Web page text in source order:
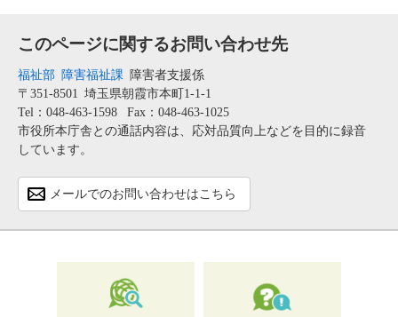
このページに関するお問い合わせ先
福祉部 障害福祉課
障害者支援係
〒351-8501
埼玉県朝霞市本町1-1-1
Tel：048-463-1598
Fax：048-463-1025
市役所本庁舎との通話内容は、応対品質向上などを目的に録音
しています。
メールでのお問い合わせはこちら